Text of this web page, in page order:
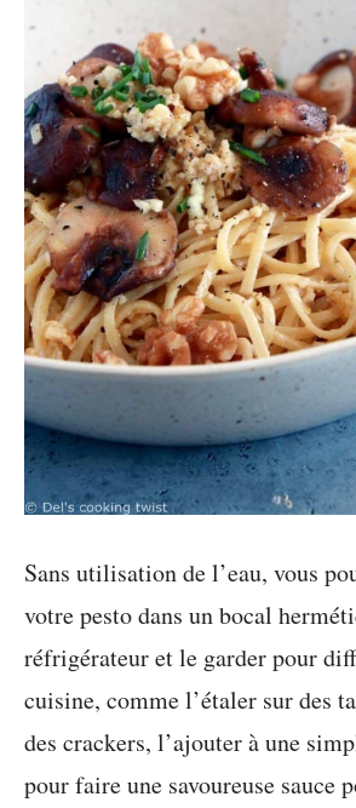
Sans utilisation de l’eau, vous
votre pesto dans un bocal
réfrigérateur et le garder pour
cuisine, comme l’étaler sur des
des crackers, l’ajouter à une
pour faire une savoureuse sauce